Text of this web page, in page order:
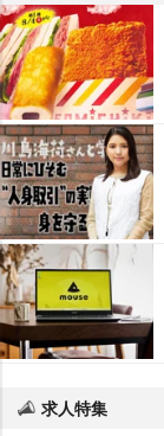
求人特集